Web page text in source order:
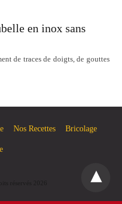
en inox sans
de traces de doigts, de gouttes
Nos Recettes Bricolage